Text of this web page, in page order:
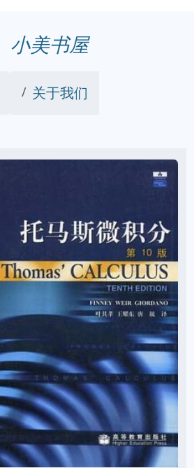
小美书屋
关于我们